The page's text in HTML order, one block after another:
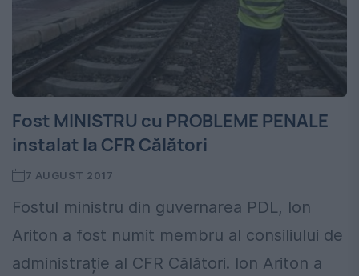
Fost MINISTRU cu PROBLEME PENALE
instalat la CFR Călători
7 AUGUST 2017
Fostul ministru din guvernarea PDL, Ion
Ariton a fost numit membru al consiliului de
administrație al CFR Călători. Ion Ariton a